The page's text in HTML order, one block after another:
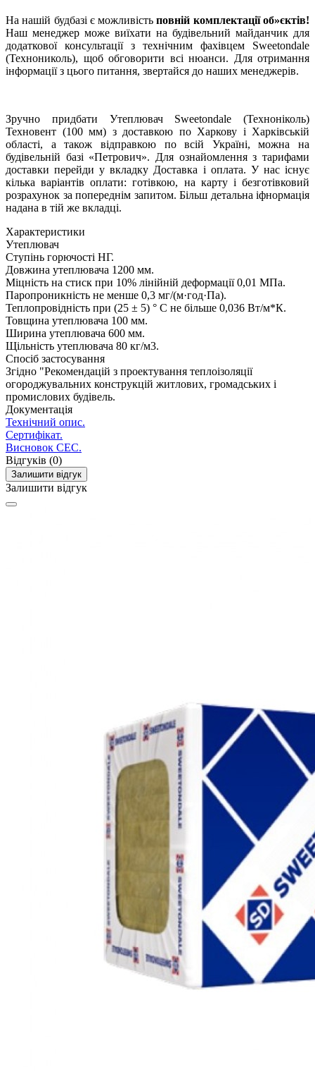
На нашій будбазі є можливістьповній комплектації об»єктів!
Наш менеджер може виїхати на будівельний майданчик для
додаткової консультації з технічним фахівцем Sweetondale
(Технониколь), щоб обговорити всі нюанси. Для отримання
інформації з цього питання, звертайся до наших менеджерів.
Зручно придбати Утеплювач Sweetondale (Техноніколь)
Техновент (100 мм) з доставкою по Харкову і Харківській
області, а також відправкою по всій Україні, можна на
будівельній базі «Петрович». Для ознайомлення з тарифами
доставки перейди у вкладку Доставка і оплата. У нас існує
кілька варіантів оплати: готівкою, на карту і безготівковий
розрахунок за попереднім запитом. Більш детальна іфнормація
надана в тій же вкладці.
Характеристики
Утеплювач
Ступінь горючості НГ.
Довжина утеплювача 1200 мм.
Міцність на стиск при 10% лінійній деформації 0,01 МПа.
Паропроникність не менше 0,3 мг/(м·год·Па).
Теплопровідність при (25 ± 5) ° C не більше 0,036 Вт/м*К.
Товщина утеплювача 100 мм.
Ширина утеплювача 600 мм.
Щільність утеплювача 80 кг/м3.
Спосіб застосування
Згідно "Рекомендацій з проектування теплоізоляції
огороджувальних конструкцій житлових, громадських і
промислових будівель.
Документація
Технічний опис.
Сертифікат.
Висновок СЕС.
Відгуків (0)
Залишити відгук
Залишити відгук